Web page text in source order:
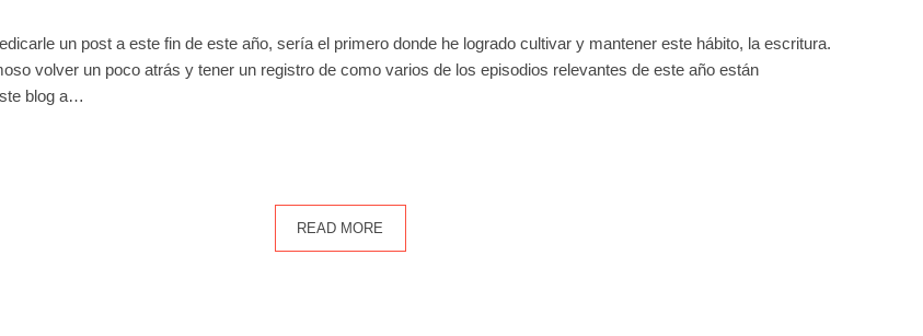
un post a este fin de este año, sería el primero donde he logrado cultivar y mantener este hábito, la escritura.
volver un poco atrás y tener un registro de como varios de los episodios relevantes de este año están
blog a…
READ MORE